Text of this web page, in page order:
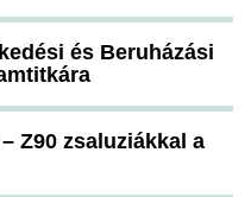
és Beruházási
Z90 zsaluziákkal a